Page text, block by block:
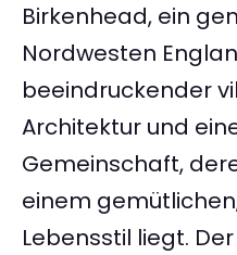
Birkenhead, ein
Nordwesten
beeindruckender
Architektur und
Gemeinschaft,
einem
Lebensstil liegt.